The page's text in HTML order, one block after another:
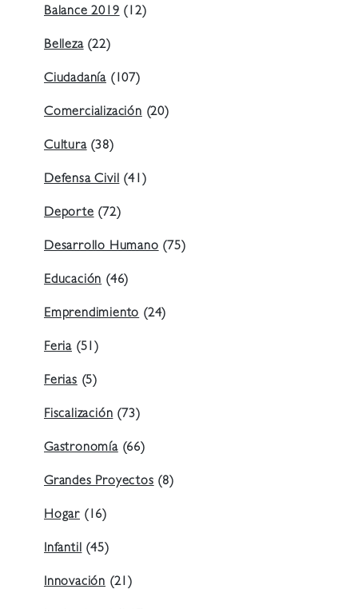
Balance 2019 (12)
Belleza(22)
Ciudadanía (107)
Comercialización (20)
Cultura(38)
Defensa Civil (41)
Deporte (72)
Desarrollo Humano (75)
Educación (46)
Emprendimiento (24)
Feria (51)
Ferias (5)
Fiscalización (73)
Gastronomía(66)
Grandes Proyectos (8)
Hogar (16)
Infantil (45)
Innovación (21)